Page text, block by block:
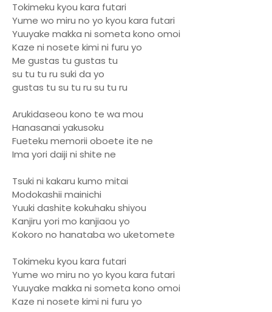
Tokimeku kyou kara futari
Yume wo miru no yo kyou kara futari
Yuuyake makka ni someta kono omoi
Kaze ni nosete kimi ni furu yo
Me gustas tu gustas tu
su tu tu ru suki da yo
gustas tu su tu ru su tu ru
Arukidaseou kono te wa mou
Hanasanai yakusoku
Fueteku memorii oboete ite ne
Ima yori daiji ni shite ne
Tsuki ni kakaru kumo mitai
Modokashii mainichi
Yuuki dashite kokuhaku shiyou
Kanjiru yori mo kanjiaou yo
Kokoro no hanataba wo uketomete
Tokimeku kyou kara futari
Yume wo miru no yo kyou kara futari
Yuuyake makka ni someta kono omoi
Kaze ni nosete kimi ni furu yo